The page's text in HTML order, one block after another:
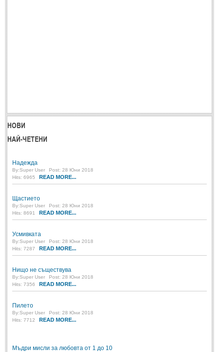
НОВИ
НАЙ-ЧЕТЕНИ
Надежда
By:Super User
Post: 28 Юни 2018
Hits: 6965
READ MORE...
Щастието
By:Super User
Post: 28 Юни 2018
Hits: 8691
READ MORE...
Усмивката
By:Super User
Post: 28 Юни 2018
Hits: 7287
READ MORE...
Нищо не съществува
By:Super User
Post: 28 Юни 2018
Hits: 7356
READ MORE...
Пилето
By:Super User
Post: 28 Юни 2018
Hits: 7712
READ MORE...
Мъдри мисли за любовта от 1 до 10